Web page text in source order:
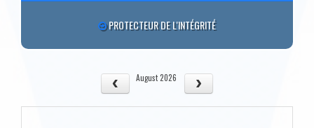
PROTECTEUR DE L'INTÉGRITÉ
August 2026